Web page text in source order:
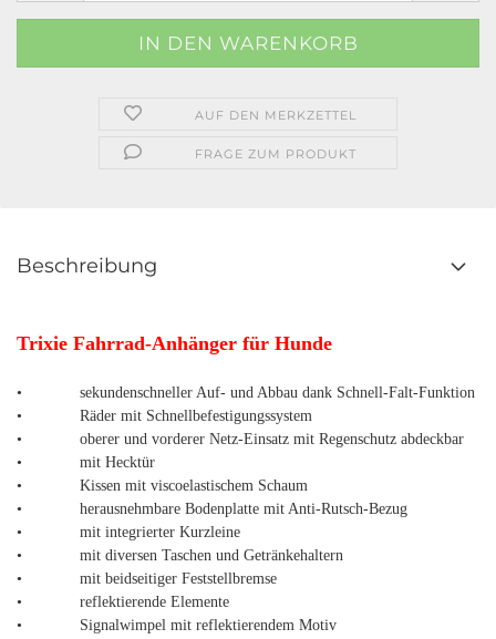
AUF DEN MERKZETTEL
FRAGE ZUM PRODUKT
Beschreibung
Trixie Fahrrad-Anhänger für Hunde
• sekundenschneller Auf- und Abbau dank Schnell-Falt-Funktion
• Räder mit Schnellbefestigungssystem
• oberer und vorderer Netz-Einsatz mit Regenschutz abdeckbar
• mit Hecktür
• Kissen mit viscoelastischem Schaum
• herausnehmbare Bodenplatte mit Anti-Rutsch-Bezug
• mit integrierter Kurzleine
• mit diversen Taschen und Getränkehaltern
• mit beidseitiger Feststellbremse
• reflektierende Elemente
• Signalwimpel mit reflektierendem Motiv